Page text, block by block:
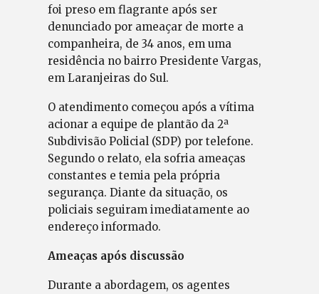
foi preso em flagrante após ser
denunciado por ameaçar de morte a
companheira, de 34 anos, em uma
residência no bairro Presidente Vargas,
em Laranjeiras do Sul.
O atendimento começou após a vítima
acionar a equipe de plantão da 2ª
Subdivisão Policial (SDP) por telefone.
Segundo o relato, ela sofria ameaças
constantes e temia pela própria
segurança. Diante da situação, os
policiais seguiram imediatamente ao
endereço informado.
Ameaças após discussão
Durante a abordagem, os agentes